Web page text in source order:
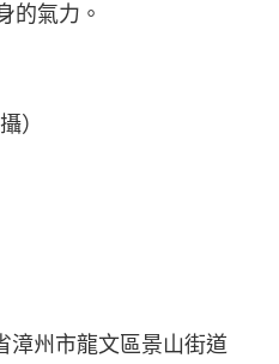
的氣力。
）
州市龍文區景山街道